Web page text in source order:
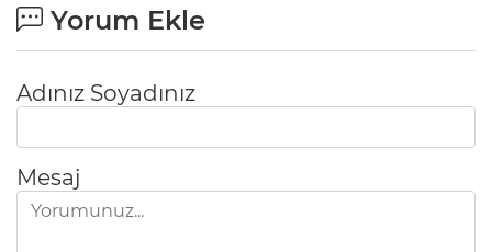
Yorum Ekle
Adınız Soyadınız
Mesaj